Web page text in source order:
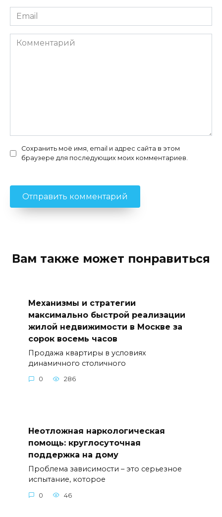
Email
*
Комментарий
Сохранить моё имя, email и адрес сайта в этом
браузере для последующих моих комментариев.
Вам также может понравиться
Механизмы и стратегии
максимально быстрой реализации
жилой недвижимости в Москве за
сорок восемь часов
Продажа квартиры в условиях
динамичного столичного
0 286
Неотложная наркологическая
помощь: круглосуточная
поддержка на дому
Проблема зависимости – это серьезное
испытание, которое
0 46